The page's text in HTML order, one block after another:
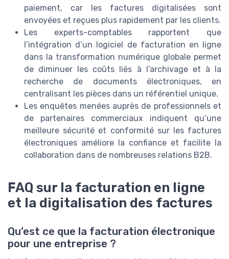
paiement, car les factures digitalisées sont
envoyées et reçues plus rapidement par les clients.
Les experts-comptables rapportent que
l’intégration d’un logiciel de facturation en ligne
dans la transformation numérique globale permet
de diminuer les coûts liés à l’archivage et à la
recherche de documents électroniques, en
centralisant les pièces dans un référentiel unique.
Les enquêtes menées auprès de professionnels et
de partenaires commerciaux indiquent qu’une
meilleure sécurité et conformité sur les factures
électroniques améliore la confiance et facilite la
collaboration dans de nombreuses relations B2B.
FAQ sur la facturation en ligne
et la digitalisation des factures
Qu’est ce que la facturation électronique
pour une entreprise ?